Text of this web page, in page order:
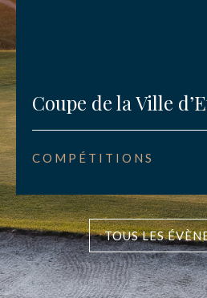
Coupe de la Ville
COMPÉTITIONS
TOUS LES